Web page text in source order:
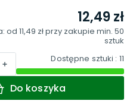
12,49 zł
od 11,49 złprzy zakupie min. 50
sztuk
Dostępne sztuki : 11
Do koszyka